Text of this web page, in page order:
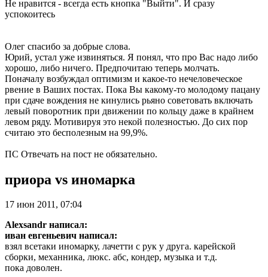
Не нравится - всегда есть кнопка "Выйти". И сразу
успокоитесь
Олег спасибо за добрые слова.
Юрий, устал уже извиняться. Я понял, что про Вас надо либо
хорошо, либо ничего. Предпочитаю теперь молчать.
Поначалу возбуждал оптимизм и какое-то нечеловеческое
рвение в Ваших постах. Пока Вы какому-то молодому пацану
при сдаче вождения не кинулись рьяно советовать включать
левый поворотник при движении по кольцу даже в крайнем
левом ряду. Мотивируя это некой полезностью. До сих пор
считаю это бесполезным на 99,9%.
ПС Отвечать на пост не обязательно.
приора vs иномарка
17 июн 2011, 07:04
Alexsandr написал:
иван евгеньевич написал:
взял всетаки иномарку, лачетти с рук у друга. карейской
сборки, механника, люкс. абс, кондер, музыка и т.д.
пока доволен.